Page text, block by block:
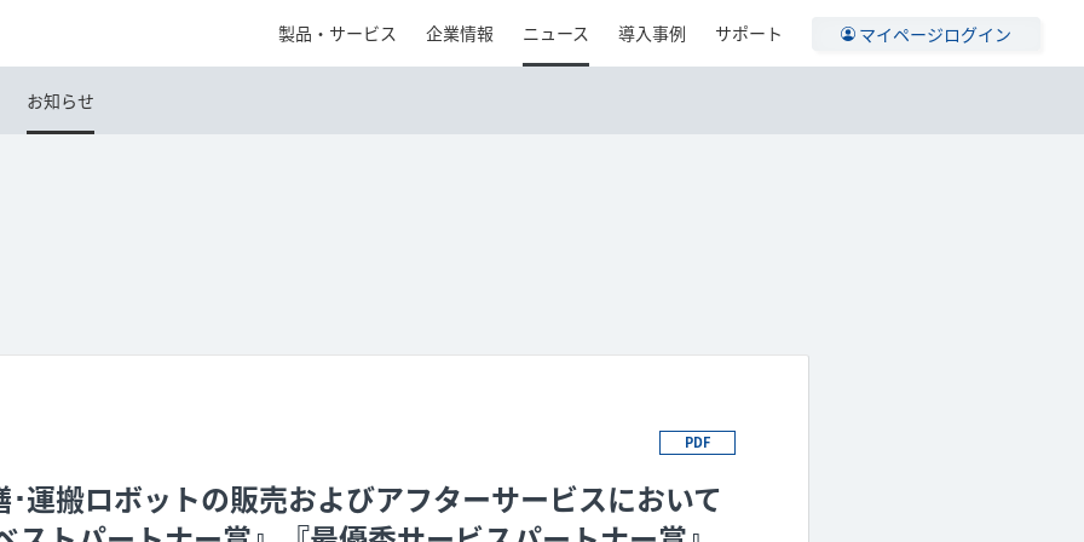
製品・サービス 企業情報 ニュース 導入事例 サポート マイページログイン
お知らせ
PDF
運搬ロボットの販売およびアフターサービスにおいて